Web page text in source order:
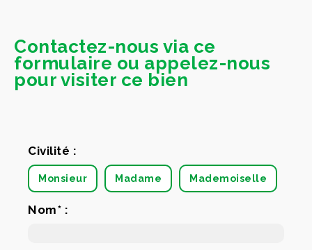
Contactez-nous via ce
formulaire ou appelez-nous
pour visiter ce bien
Civilité :
Monsieur Madame Mademoiselle
Nom* :